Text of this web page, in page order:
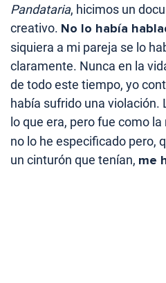
Pandataria, hicimos un
creativo. No lo había
siquiera a mi pareja se lo
claramente. Nunca en la
de todo este tiempo, yo
había sufrido una violación.
lo que era, pero fue como
no lo he especificado pero,
un cinturón que tenían, me